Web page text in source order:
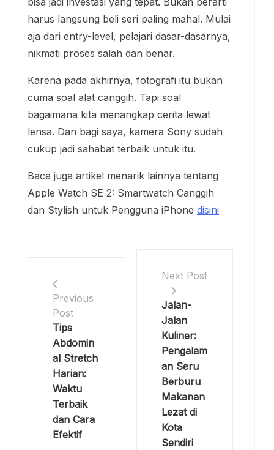
harus langsung beli seri paling mahal. Mulai
aja dari entry-level, pelajari dasar-dasarnya,
nikmati proses salah dan benar.
Karena pada akhirnya, fotografi itu bukan
cuma soal alat canggih. Tapi soal
bagaimana kita menangkap cerita lewat
lensa. Dan bagi saya, kamera Sony sudah
cukup jadi sahabat terbaik untuk itu.
Baca juga artikel menarik lainnya tentang
Apple Watch SE 2: Smartwatch Canggih
dan Stylish untuk Pengguna iPhone disini
Previous
Post
Tips
Abdomin
al Stretch
Harian:
Waktu
Terbaik
dan Cara
Efektif
Next Post
Jalan-
Jalan
Kuliner:
Pengalam
an Seru
Berburu
Makanan
Lezat di
Kota
Sendiri